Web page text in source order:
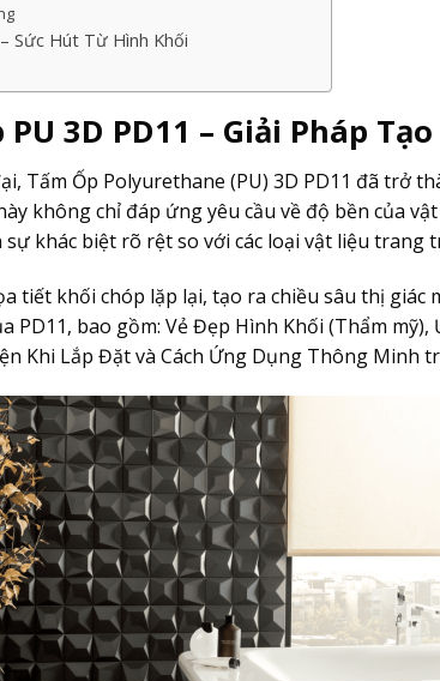
Sức Hút Từ Hình Khối
3D PD11 – Giải Pháp
Tấm Ốp Polyurethane (PU) 3D PD11 đã trở
không chỉ đáp ứng yêu cầu về độ bền của
khác biệt rõ rệt so với các loại vật liệu trang
tiết khối chóp lặp lại, tạo ra chiều sâu thị giác
PD11, bao gồm: Vẻ Đẹp Hình Khối (Thẩm mỹ),
Khi Lắp Đặt và Cách Ứng Dụng Thông Minh